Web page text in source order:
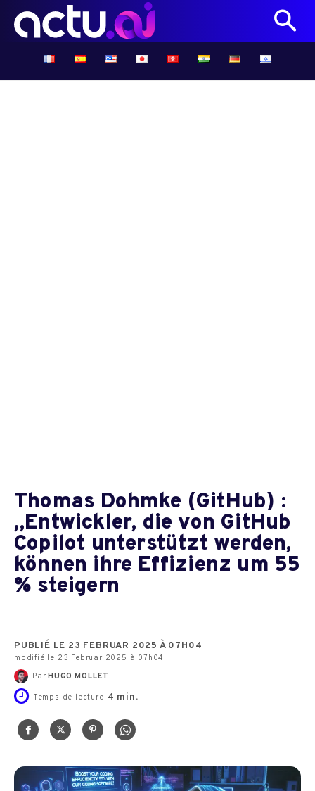
Thomas Dohmke (GitHub) :
„Entwickler, die von GitHub
Copilot unterstützt werden,
können ihre Effizienz um 55
% steigern
PUBLIÉ LE 23 FEBRUAR 2025 À 07H04
modifié le 23 Februar 2025 à 07h04
Par HUGO MOLLET
Temps de lecture 4 min.